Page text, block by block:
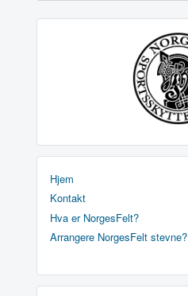
Hjem
Kontakt
Hva er NorgesFelt?
Arrangere NorgesFelt stevne?